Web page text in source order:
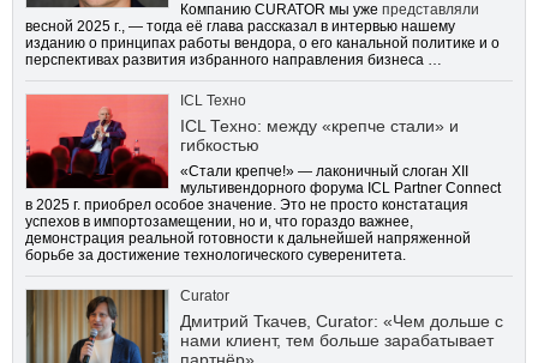
Компанию CURATOR мы уже представляли
весной 2025 г., — тогда её глава рассказал в интервью нашему
изданию о принципах работы вендора, о его канальной политике и о
перспективах развития избранного направления бизнеса …
ICL Техно
ICL Техно: между «крепче стали» и
гибкостью
«Стали крепче!» — лаконичный слоган XII
мультивендорного форума ICL Partner Connect
в 2025 г. приобрел особое значение. Это не просто констатация
успехов в импортозамещении, но и, что гораздо важнее,
демонстрация реальной готовности к дальнейшей напряженной
борьбе за достижение технологического суверенитета.
Curator
Дмитрий Ткачев, Curator: «Чем дольше с
нами клиент, тем больше зарабатывает